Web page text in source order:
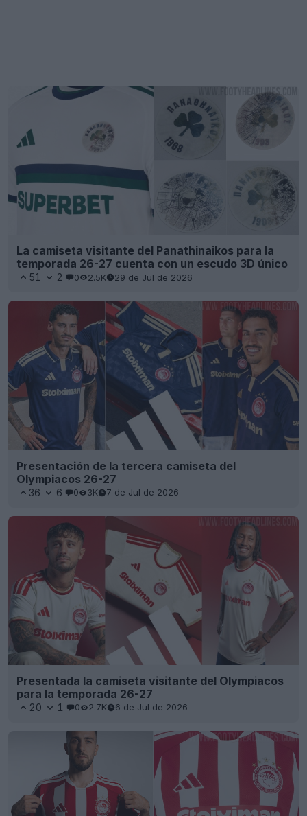
La camiseta visitante del Panathinaikos para la
temporada 26-27 cuenta con un escudo 3D único
51 2 0 2.5K 29 de Jul de 2026
Presentación de la tercera camiseta del
Olympiacos 26-27
36 6 0 3K 7 de Jul de 2026
Presentada la camiseta visitante del Olympiacos
para la temporada 26-27
20 1 0 2.7K 6 de Jul de 2026